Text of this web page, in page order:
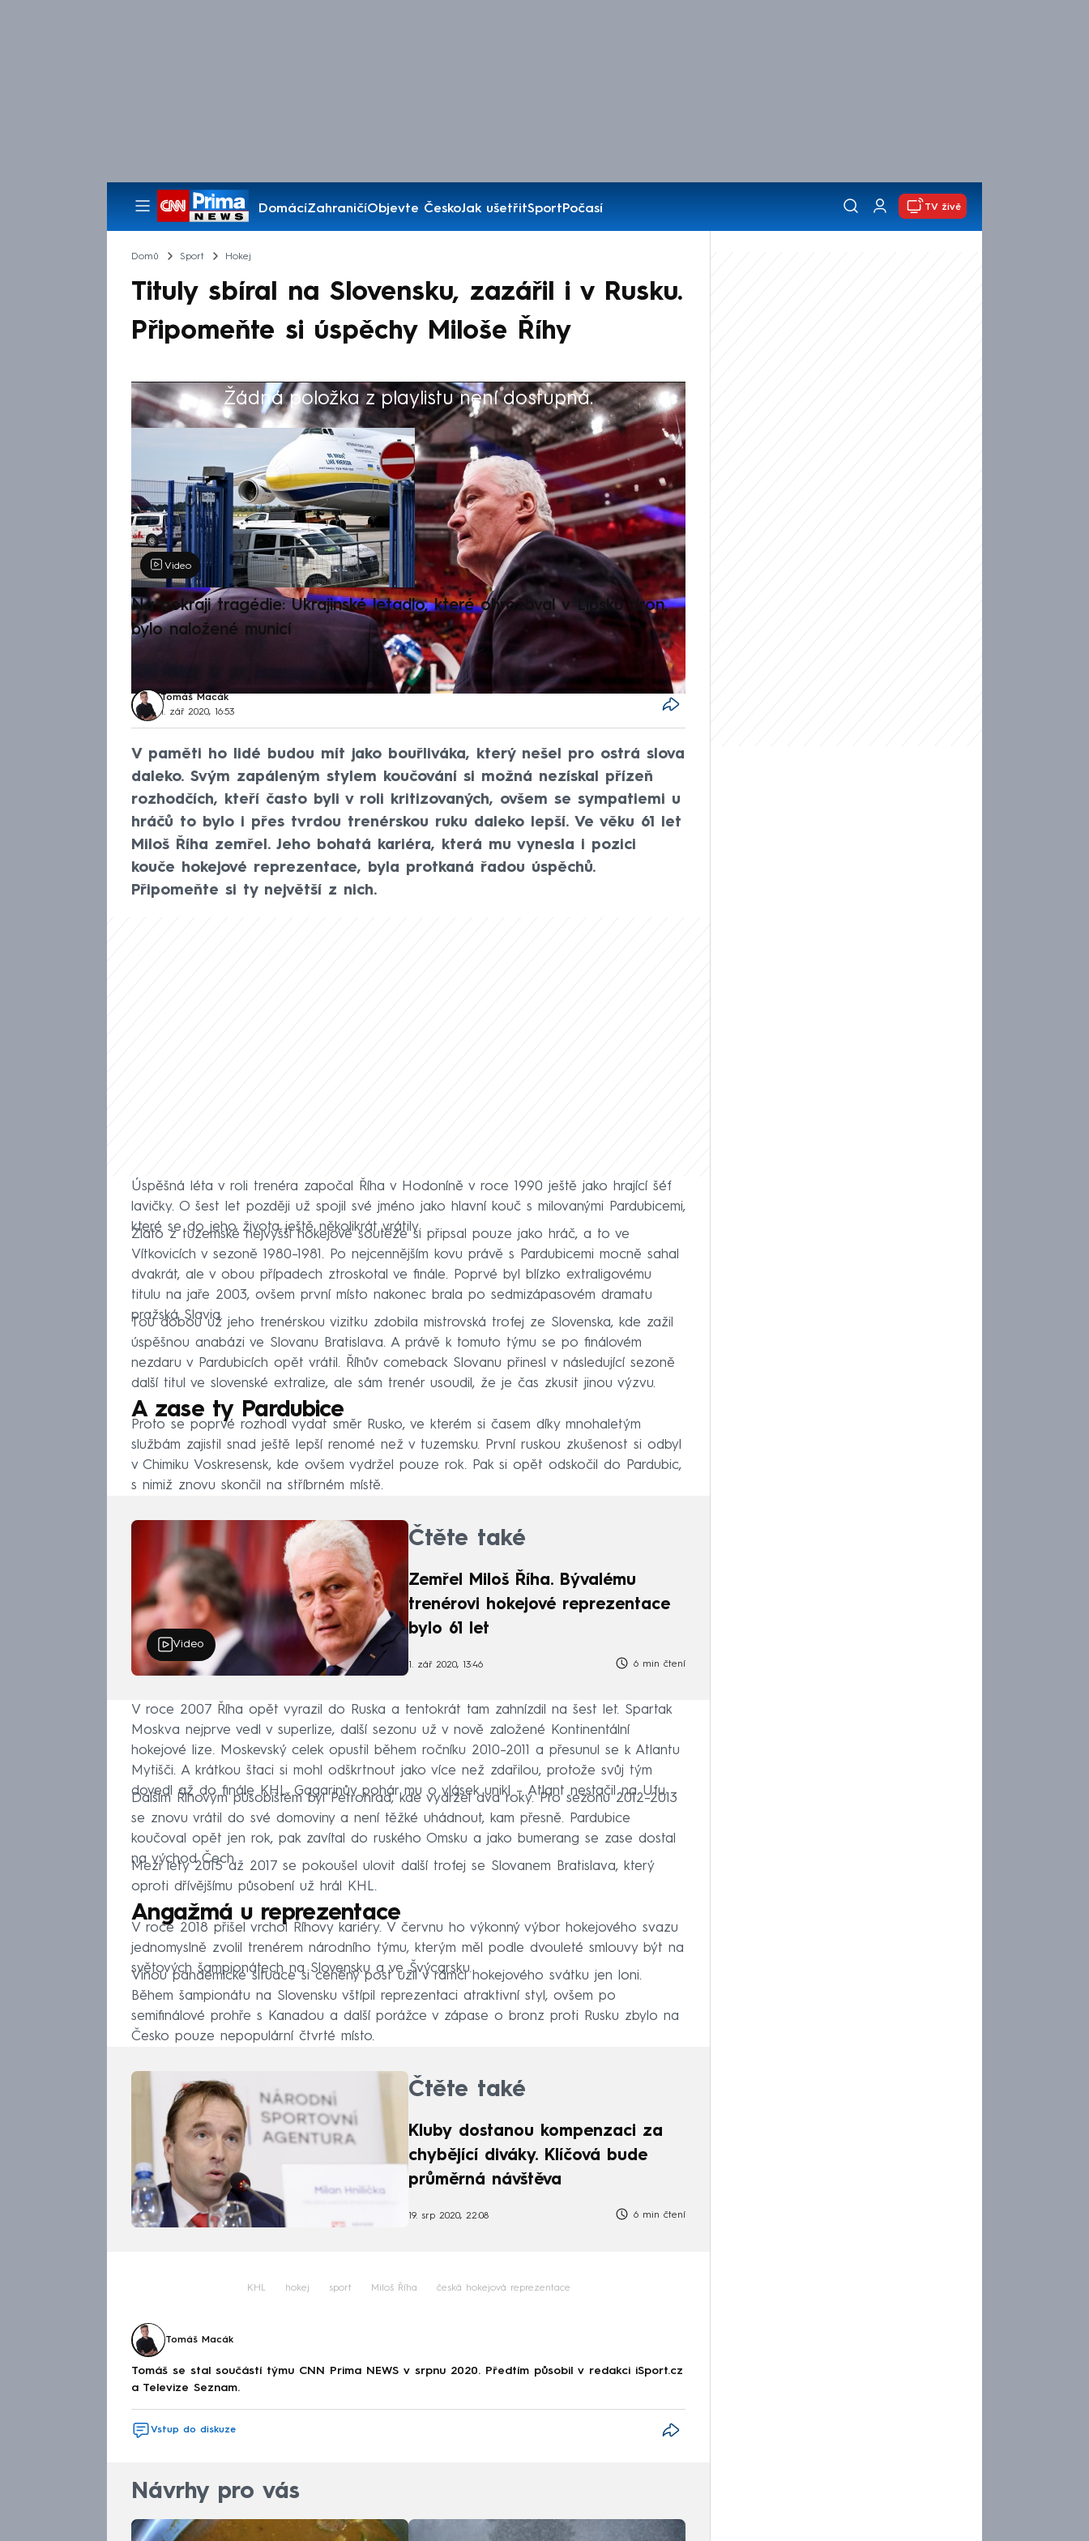
DomácíZahraničíObjevte ČeskoJak ušetřitSportPočasí
Pořady
TV živě
Domů Sport Hokej
Tituly sbíral na Slovensku, zazářil i v Rusku.
Připomeňte si úspěchy Miloše Říhy
Žádná položka z playlistu není dostupná.
Výběr redakce
Video
Na pokraji tragédie: Ukrajinské letadlo, které ohrožoval v Lipsku dron,
bylo naložené municí
Tomáš Macák
1. zář 2020, 16:53
V paměti ho lidé budou mít jako bouřliváka, který nešel pro ostrá slova
daleko. Svým zapáleným stylem koučování si možná nezískal přízeň
rozhodčích, kteří často byli v roli kritizovaných, ovšem se sympatiemi u
hráčů to bylo i přes tvrdou trenérskou ruku daleko lepší. Ve věku 61 let
Miloš Říha zemřel. Jeho bohatá kariéra, která mu vynesla i pozici
kouče hokejové reprezentace, byla protkaná řadou úspěchů.
Připomeňte si ty největší z nich.
Úspěšná léta v roli trenéra započal Říha v Hodoníně v roce 1990 ještě jako hrající šéf
lavičky. O šest let později už spojil své jméno jako hlavní kouč s milovanými Pardubicemi,
které se do jeho života ještě několikrát vrátily.
Zlato z tuzemské nejvyšší hokejové soutěže si připsal pouze jako hráč, a to ve
Vítkovicích v sezoně 1980–1981. Po nejcennějším kovu právě s Pardubicemi mocně sahal
dvakrát, ale v obou případech ztroskotal ve finále. Poprvé byl blízko extraligovému
titulu na jaře 2003, ovšem první místo nakonec brala po sedmizápasovém dramatu
pražská Slavia.
Tou dobou už jeho trenérskou vizitku zdobila mistrovská trofej ze Slovenska, kde zažil
úspěšnou anabázi ve Slovanu Bratislava. A právě k tomuto týmu se po finálovém
nezdaru v Pardubicích opět vrátil. Říhův comeback Slovanu přinesl v následující sezoně
další titul ve slovenské extralize, ale sám trenér usoudil, že je čas zkusit jinou výzvu.
A zase ty Pardubice
Proto se poprvé rozhodl vydat směr Rusko, ve kterém si časem díky mnohaletým
službám zajistil snad ještě lepší renomé než v tuzemsku. První ruskou zkušenost si odbyl
v Chimiku Voskresensk, kde ovšem vydržel pouze rok. Pak si opět odskočil do Pardubic,
s nimiž znovu skončil na stříbrném místě.
Video
Čtěte také
Zemřel Miloš Říha. Bývalému
trenérovi hokejové reprezentace
bylo 61 let
1. zář 2020, 13:46 6 min čtení
V roce 2007 Říha opět vyrazil do Ruska a tentokrát tam zahnízdil na šest let. Spartak
Moskva nejprve vedl v superlize, další sezonu už v nově založené Kontinentální
hokejové lize. Moskevský celek opustil během ročníku 2010–2011 a přesunul se k Atlantu
Mytišči. A krátkou štaci si mohl odškrtnout jako více než zdařilou, protože svůj tým
dovedl až do finále KHL. Gagarinův pohár mu o vlásek unikl – Atlant nestačil na Ufu.
Dalším Říhovým působištěm byl Petrohrad, kde vydržel dva roky. Pro sezonu 2012–2013
se znovu vrátil do své domoviny a není těžké uhádnout, kam přesně. Pardubice
koučoval opět jen rok, pak zavítal do ruského Omsku a jako bumerang se zase dostal
na východ Čech.
Mezi lety 2015 až 2017 se pokoušel ulovit další trofej se Slovanem Bratislava, který
oproti dřívějšímu působení už hrál KHL.
Angažmá u reprezentace
V roce 2018 přišel vrchol Říhovy kariéry. V červnu ho výkonný výbor hokejového svazu
jednomyslně zvolil trenérem národního týmu, kterým měl podle dvouleté smlouvy být na
světových šampionátech na Slovensku a ve Švýcarsku.
Vinou pandemické situace si ceněný post užil v rámci hokejového svátku jen loni.
Během šampionátu na Slovensku vštípil reprezentaci atraktivní styl, ovšem po
semifinálové prohře s Kanadou a další porážce v zápase o bronz proti Rusku zbylo na
Česko pouze nepopulární čtvrté místo.
Čtěte také
Kluby dostanou kompenzaci za
chybějící diváky. Klíčová bude
průměrná návštěva
19. srp 2020, 22:08 6 min čtení
KHL hokej sport Miloš Říha česká hokejová reprezentace
Tomáš Macák
Tomáš se stal součástí týmu CNN Prima NEWS v srpnu 2020. Předtím působil v redakci iSport.cz
a Televize Seznam.
Vstup do diskuze
Návrhy pro vás